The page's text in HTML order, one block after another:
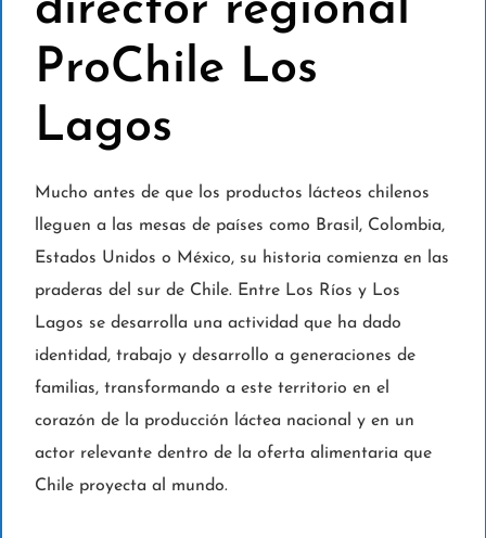
director regional
ProChile Los
Lagos
Mucho antes de que los productos lácteos chilenos
lleguen a las mesas de países como Brasil, Colombia,
Estados Unidos o México, su historia comienza en las
praderas del sur de Chile. Entre Los Ríos y Los
Lagos se desarrolla una actividad que ha dado
identidad, trabajo y desarrollo a generaciones de
familias, transformando a este territorio en el
corazón de la producción láctea nacional y en un
actor relevante dentro de la oferta alimentaria que
Chile proyecta al mundo.